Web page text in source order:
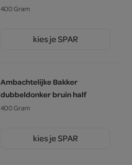
400 Gram
kies je SPAR
Ambachtelijke Bakker
dubbeldonker bruin half
400 Gram
kies je SPAR